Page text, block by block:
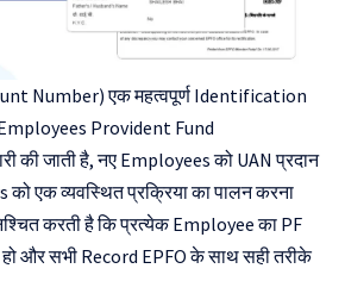
Number) एक महत्वपूर्ण Identification
Provident Fund
की जाती है, नए Employees को UAN प्रदान
एक व्यवस्थित प्रक्रिया का पालन करना
करती है कि प्रत्येक Employee का PF
और सभी Record EPFO के साथ सही तरीके